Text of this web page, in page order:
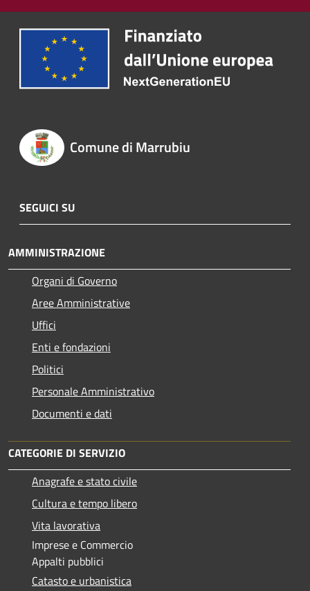
Comune di Marrubiu
SEGUICI SU
AMMINISTRAZIONE
Organi di Governo
Aree Amministrative
Uffici
Enti e fondazioni
Politici
Personale Amministrativo
Documenti e dati
CATEGORIE DI SERVIZIO
Anagrafe e stato civile
Cultura e tempo libero
Vita lavorativa
Imprese e Commercio
Appalti pubblici
Catasto e urbanistica